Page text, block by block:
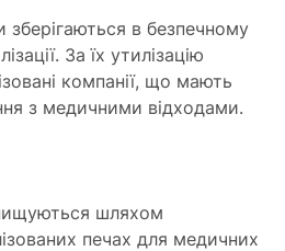
зберігаються в безпечному
За їх утилізацію
компанії, що мають
з медичними відходами.
шляхом
печах для медичних